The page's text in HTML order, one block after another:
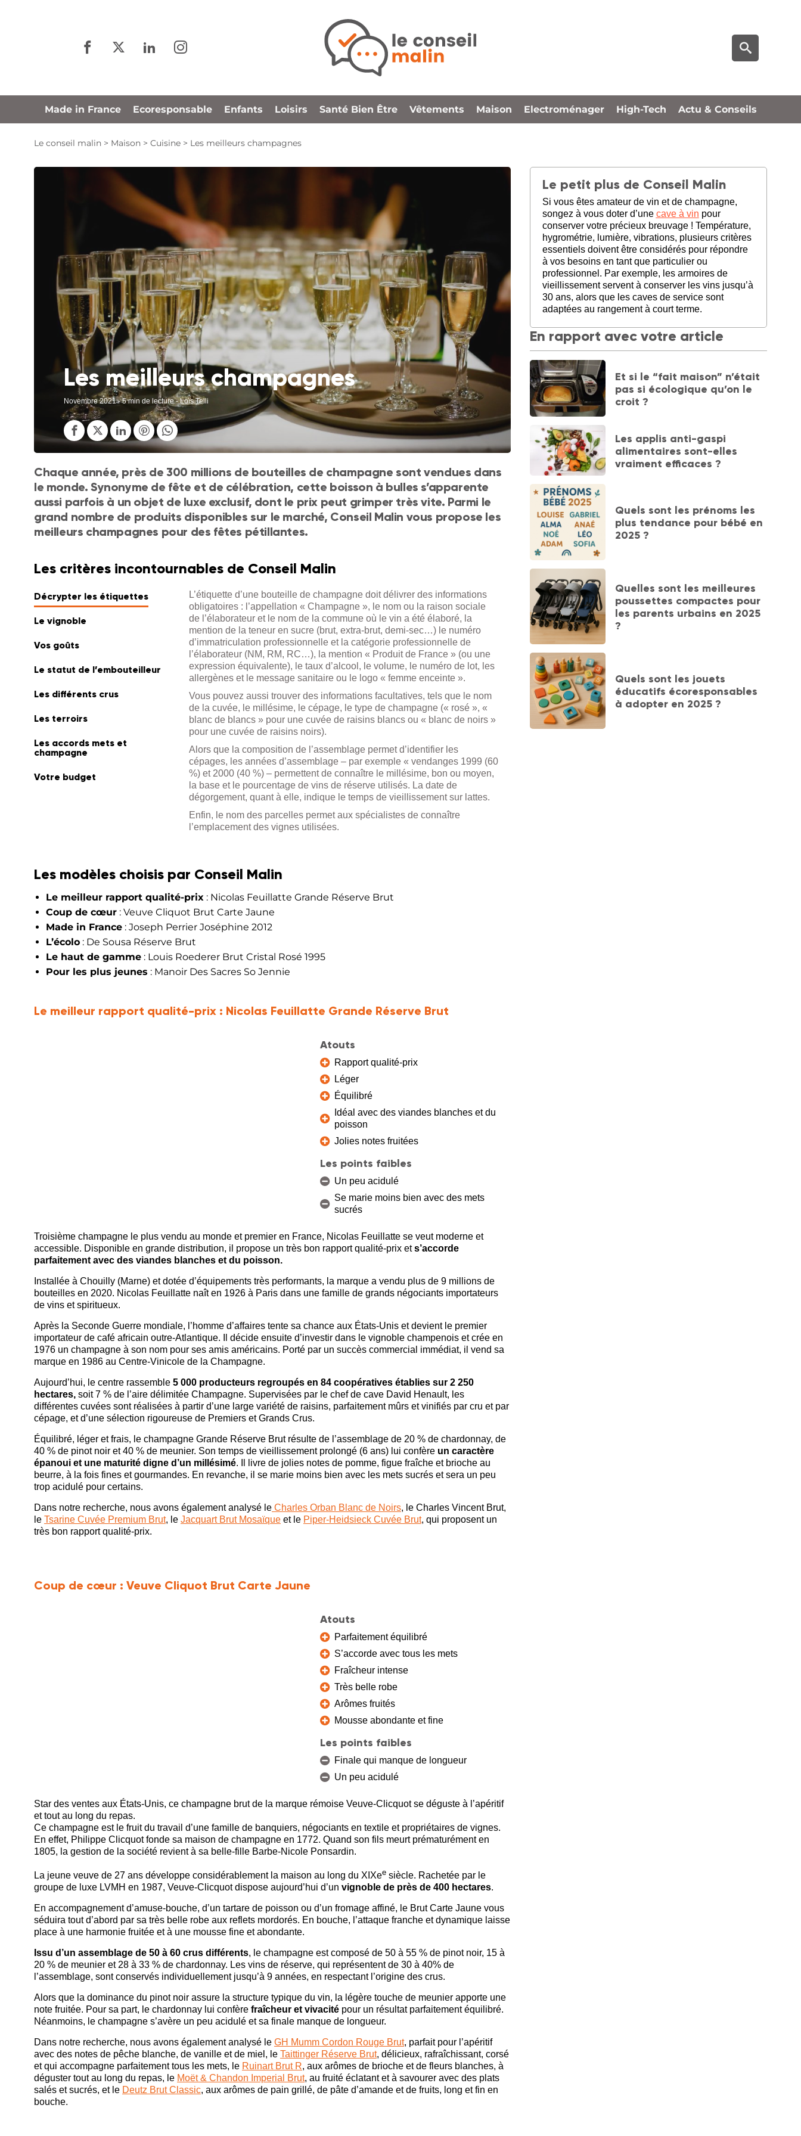
Made in France Ecoresponsable Enfants Loisirs Santé Bien Être Vêtements Maison Electroménager High-Tech Actu & Conseils
Le conseil malin > Maison > Cuisine > Les meilleurs champagnes
Les meilleurs champagnes
Novembre 2021- 5 min de lecture - Loïs Telli
Chaque année, près de 300 millions de bouteilles de champagne sont vendues dans
le monde. Synonyme de fête et de célébration, cette boisson à bulles s’apparente
aussi parfois à un objet de luxe exclusif, dont le prix peut grimper très vite. Parmi le
grand nombre de produits disponibles sur le marché, Conseil Malin vous propose les
meilleurs champagnes pour des fêtes pétillantes.
Les critères incontournables de Conseil Malin
Décrypter les étiquettes
Le vignoble
Vos goûts
Le statut de l’embouteilleur
Les différents crus
Les terroirs
Les accords mets et
champagne
Votre budget
L’étiquette d’une bouteille de champagne doit délivrer des informations
obligatoires : l’appellation « Champagne », le nom ou la raison sociale
de l’élaborateur et le nom de la commune où le vin a été élaboré, la
mention de la teneur en sucre (brut, extra-brut, demi-sec…) le numéro
d’immatriculation professionnelle et la catégorie professionnelle de
l’élaborateur (NM, RM, RC…), la mention « Produit de France » (ou une
expression équivalente), le taux d’alcool, le volume, le numéro de lot, les
allergènes et le message sanitaire ou le logo « femme enceinte ».
Vous pouvez aussi trouver des informations facultatives, tels que le nom
de la cuvée, le millésime, le cépage, le type de champagne (« rosé », «
blanc de blancs » pour une cuvée de raisins blancs ou « blanc de noirs »
pour une cuvée de raisins noirs).
Alors que la composition de l’assemblage permet d’identifier les
cépages, les années d’assemblage – par exemple « vendanges 1999 (60
%) et 2000 (40 %) – permettent de connaître le millésime, bon ou moyen,
la base et le pourcentage de vins de réserve utilisés. La date de
dégorgement, quant à elle, indique le temps de vieillissement sur lattes.
Enfin, le nom des parcelles permet aux spécialistes de connaître
l’emplacement des vignes utilisées.
Les modèles choisis par Conseil Malin
Le meilleur rapport qualité-prix : Nicolas Feuillatte Grande Réserve Brut
Coup de cœur : Veuve Cliquot Brut Carte Jaune
Made in France : Joseph Perrier Joséphine 2012
L’écolo : De Sousa Réserve Brut
Le haut de gamme : Louis Roederer Brut Cristal Rosé 1995
Pour les plus jeunes : Manoir Des Sacres So Jennie
Le meilleur rapport qualité-prix : Nicolas Feuillatte Grande Réserve Brut
Atouts
Rapport qualité-prix
Léger
Équilibré
Idéal avec des viandes blanches et du
poisson
Jolies notes fruitées
Les points faibles
Un peu acidulé
Se marie moins bien avec des mets
sucrés
Troisième champagne le plus vendu au monde et premier en France, Nicolas Feuillatte se veut moderne et
accessible. Disponible en grande distribution, il propose un très bon rapport qualité-prix ets’accorde
parfaitement avec des viandes blanches et du poisson.
Installée à Chouilly (Marne) et dotée d’équipements très performants, la marque a vendu plus de 9 millions de
bouteilles en 2020. Nicolas Feuillatte naît en 1926 à Paris dans une famille de grands négociants importateurs
de vins et spiritueux.
Après la Seconde Guerre mondiale, l’homme d’affaires tente sa chance aux États-Unis et devient le premier
importateur de café africain outre-Atlantique. Il décide ensuite d’investir dans le vignoble champenois et crée en
1976 un champagne à son nom pour ses amis américains. Porté par un succès commercial immédiat, il vend sa
marque en 1986 au Centre-Vinicole de la Champagne.
Aujourd’hui, le centre rassemble 5 000 producteurs regroupés en 84 coopératives établies sur 2 250
hectares, soit 7 % de l’aire délimitée Champagne. Supervisées par le chef de cave David Henault, les
différentes cuvées sont réalisées à partir d’une large variété de raisins, parfaitement mûrs et vinifiés par cru et par
cépage, et d’une sélection rigoureuse de Premiers et Grands Crus.
Équilibré, léger et frais, le champagne Grande Réserve Brut résulte de l’assemblage de 20 % de chardonnay, de
40 % de pinot noir et 40 % de meunier. Son temps de vieillissement prolongé (6 ans) lui confère un caractère
épanoui et une maturité digne d’un millésimé. Il livre de jolies notes de pomme, figue fraîche et brioche au
beurre, à la fois fines et gourmandes. En revanche, il se marie moins bien avec les mets sucrés et sera un peu
trop acidulé pour certains.
Dans notre recherche, nous avons également analysé le Charles Orban Blanc de Noirs, le Charles Vincent Brut,
le Tsarine Cuvée Premium Brut, le Jacquart Brut Mosaïque et le Piper-Heidsieck Cuvée Brut, qui proposent un
très bon rapport qualité-prix.
Coup de cœur : Veuve Cliquot Brut Carte Jaune
Atouts
Parfaitement équilibré
S’accorde avec tous les mets
Fraîcheur intense
Très belle robe
Arômes fruités
Mousse abondante et fine
Les points faibles
Finale qui manque de longueur
Un peu acidulé
Star des ventes aux États-Unis, ce champagne brut de la marque rémoise Veuve-Clicquot se déguste à l’apéritif
et tout au long du repas.
Ce champagne est le fruit du travail d’une famille de banquiers, négociants en textile et propriétaires de vignes.
En effet, Philippe Clicquot fonde sa maison de champagne en 1772. Quand son fils meurt prématurément en
1805, la gestion de la société revient à sa belle-fille Barbe-Nicole Ponsardin.
La jeune veuve de 27 ans développe considérablement la maison au long du XIXee siècle. Rachetée par le
groupe de luxe LVMH en 1987, Veuve-Clicquot dispose aujourd’hui d’un vignoble de près de 400 hectares.
En accompagnement d’amuse-bouche, d’un tartare de poisson ou d’un fromage affiné, le Brut Carte Jaune vous
séduira tout d’abord par sa très belle robe aux reflets mordorés. En bouche, l’attaque franche et dynamique laisse
place à une harmonie fruitée et à une mousse fine et abondante.
Issu d’un assemblage de 50 à 60 crus différents, le champagne est composé de 50 à 55 % de pinot noir, 15 à
20 % de meunier et 28 à 33 % de chardonnay. Les vins de réserve, qui représentent de 30 à 40% de
l’assemblage, sont conservés individuellement jusqu’à 9 années, en respectant l’origine des crus.
Alors que la dominance du pinot noir assure la structure typique du vin, la légère touche de meunier apporte une
note fruitée. Pour sa part, le chardonnay lui confère fraîcheur et vivacité pour un résultat parfaitement équilibré.
Néanmoins, le champagne s’avère un peu acidulé et sa finale manque de longueur.
Dans notre recherche, nous avons également analysé le GH Mumm Cordon Rouge Brut, parfait pour l’apéritif
avec des notes de pêche blanche, de vanille et de miel, le Taittinger Réserve Brut, délicieux, rafraîchissant, corsé
et qui accompagne parfaitement tous les mets, le Ruinart Brut R, aux arômes de brioche et de fleurs blanches, à
déguster tout au long du repas, le Moët & Chandon Imperial Brut, au fruité éclatant et à savourer avec des plats
salés et sucrés, et le Deutz Brut Classic, aux arômes de pain grillé, de pâte d’amande et de fruits, long et fin en
bouche.
Le petit plus de Conseil Malin
Si vous êtes amateur de vin et de champagne,
songez à vous doter d’une cave à vin pour
conserver votre précieux breuvage ! Température,
hygrométrie, lumière, vibrations, plusieurs critères
essentiels doivent être considérés pour répondre
à vos besoins en tant que particulier ou
professionnel. Par exemple, les armoires de
vieillissement servent à conserver les vins jusqu’à
30 ans, alors que les caves de service sont
adaptées au rangement à court terme.
En rapport avec votre article
Et si le “fait maison” n’était
pas si écologique qu’on le
croit ?
Les applis anti-gaspi
alimentaires sont-elles
vraiment efficaces ?
Quels sont les prénoms les
plus tendance pour bébé en
2025 ?
Quelles sont les meilleures
poussettes compactes pour
les parents urbains en 2025
?
Quels sont les jouets
éducatifs écoresponsables
à adopter en 2025 ?